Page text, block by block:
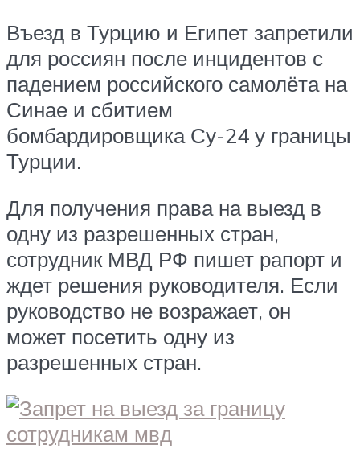
Въезд в Турцию и Египет запретили
для россиян после инцидентов с
падением российского самолёта на
Синае и сбитием
бомбардировщика Су-24 у границы
Турции.
Для получения права на выезд в
одну из разрешенных стран,
сотрудник МВД РФ пишет рапорт и
ждет решения руководителя. Если
руководство не возражает, он
может посетить одну из
разрешенных стран.